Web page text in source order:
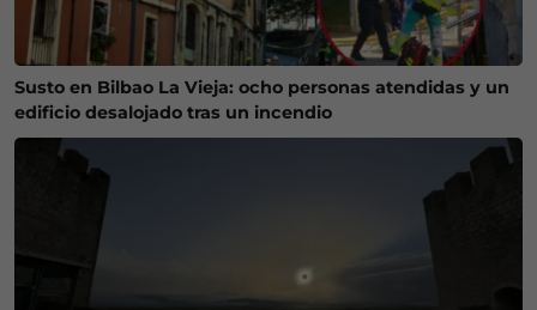
Susto en Bilbao La Vieja: ocho personas atendidas y un
edificio desalojado tras un incendio